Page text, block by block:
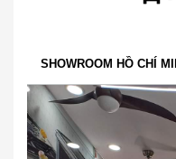
SHOWROOM HỒ CHÍ